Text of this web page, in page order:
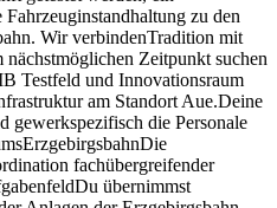
zu den
Wir verbindenTradition mit
Zeitpunkt suchen
Testfeld und Innovationsraum
am Standort Aue.Deine
gewerkspezifisch die Personale
fachübergreifender
übernimmst